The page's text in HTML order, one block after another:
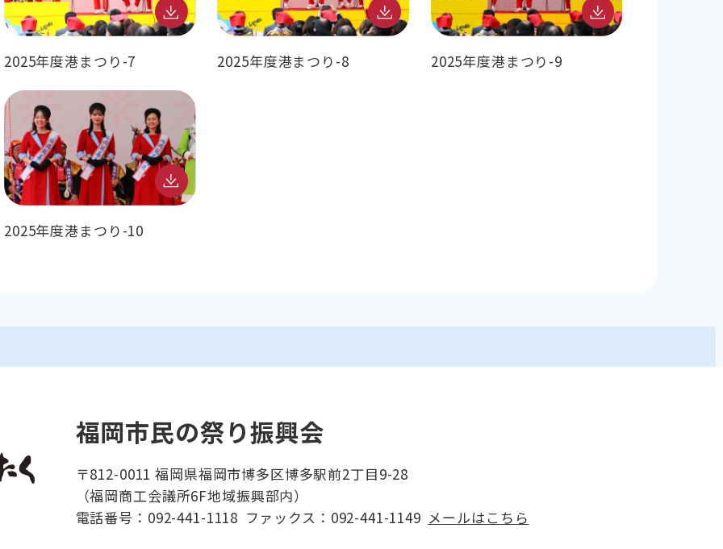
2025年度港まつり-7 2025年度港まつり-8 2025年度港まつり-9
2025年度港まつり-10
福岡市民の祭り振興会
〒812-0011 福岡県福岡市博多区博多駅前2丁目9-28
（福岡商工会議所6F地域振興部内）
電話番号：092-441-1118 ファックス：092-441-1149 メールはこちら